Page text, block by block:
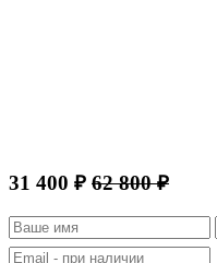
31 400 ₽ 62 800 ₽